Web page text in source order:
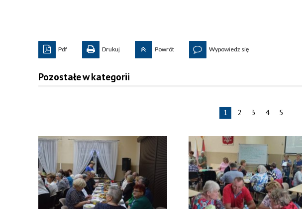
Pdf Drukuj Powrót Wypowiedz się
Pozostałe w kategorii
1 2 3 4 5